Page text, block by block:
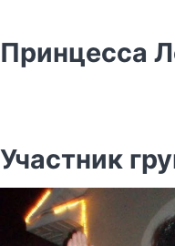
Принцесса
Участник